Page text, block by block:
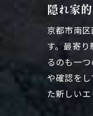
隠れ家
京都市南
す。最寄
るのも一
や確認を
た新しい